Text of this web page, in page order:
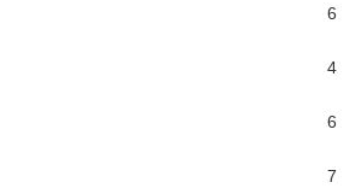
6
4
6
7